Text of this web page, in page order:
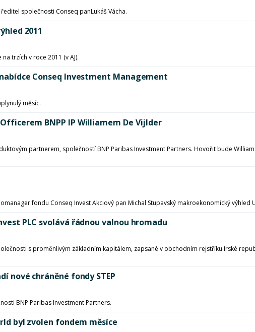
společnosti Conseq panLukáš Vácha.
2011
trzích v roce 2011 (v AJ).
Conseq Investment Management
měsíc.
BNPP IP Williamem De Vijlder
partnerem, společností BNP Paribas Investment Partners. Hovořit bude William
fondu Conseq Invest Akciový pan Michal Stupavský makroekonomický výhled
PLC svolává řádnou valnou hromadu
s proměnlivým základním kapitálem, zapsané v obchodním rejstříku Irské
nové chráněné fondy STEP
BNP Paribas Investment Partners.
byl zvolen fondem měsíce